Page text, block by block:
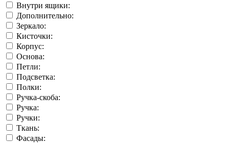
Внутри ящики:
Дополнительно:
Зеркало:
Кисточки:
Корпус:
Основа:
Петли:
Подсветка:
Полки:
Ручка-скоба:
Ручка:
Ручки:
Ткань:
Фасады: